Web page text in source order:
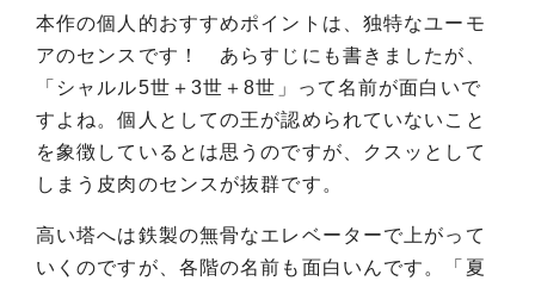
本作の個人的おすすめポイントは、独特なユーモ
アのセンスです！ あらすじにも書きましたが、
「シャルル5世＋3世＋8世」って名前が面白いで
すよね。個人としての王が認められていないこと
を象徴しているとは思うのですが、クスッとして
しまう皮肉のセンスが抜群です。
高い塔へは鉄製の無骨なエレベーターで上がって
いくのですが、各階の名前も面白いんです。「夏